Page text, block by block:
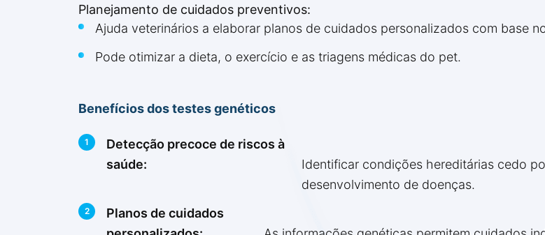
Planejamento de cuidados preventivos:
Ajuda veterinários a elaborar planos de cuidados personalizados com base
Pode otimizar a dieta, o exercício e as triagens médicas do pet.
Benefícios dos testes genéticos
Detecção precoce de riscos à
saúde:
Identificar condições hereditárias cedo
desenvolvimento de doenças.
Planos de cuidados